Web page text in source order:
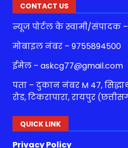
CONTACT US
न्यूज पोर्टल के स्वामी/
मोबाइल नंबर – 9755894500
ईमेल – askcg77@gmail.com
पता – दुकान नंबर M 47,
रोड, टिकरापारा, रायपुर
QUICK LINK
Privacy Policy